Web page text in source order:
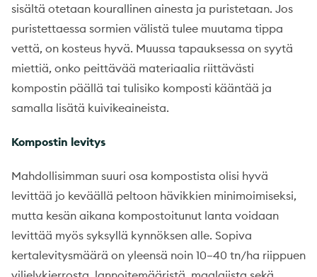
sisältä otetaan kourallinen ainesta ja puristetaan. Jos
puristettaessa sormien välistä tulee muutama tippa
vettä, on kosteus hyvä. Muussa tapauksessa on syytä
miettiä, onko peittävää materiaalia riittävästi
kompostin päällä tai tulisiko komposti kääntää ja
samalla lisätä kuivikeaineista.
Kompostin levitys
Mahdollisimman suuri osa kompostista olisi hyvä
levittää jo keväällä peltoon hävikkien minimoimiseksi,
mutta kesän aikana kompostoitunut lanta voidaan
levittää myös syksyllä kynnöksen alle. Sopiva
kertalevitysmäärä on yleensä noin 10–40 tn/ha riippuen